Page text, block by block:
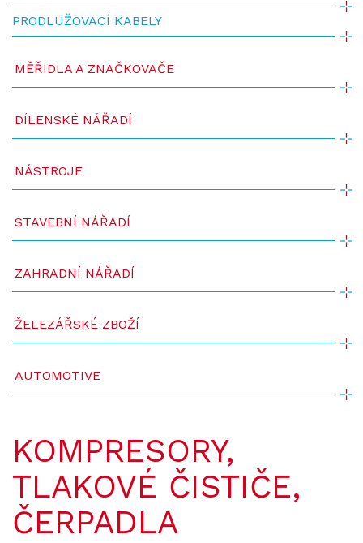
PRODLUŽOVACÍ KABELY
MĚŘIDLA A ZNAČKOVAČE
DÍLENSKÉ NÁŘADÍ
NÁSTROJE
STAVEBNÍ NÁŘADÍ
ZAHRADNÍ NÁŘADÍ
ŽELEZÁŘSKÉ ZBOŽÍ
AUTOMOTIVE
KOMPRESORY,
TLAKOVÉ ČISTIČE,
ČERPADLA